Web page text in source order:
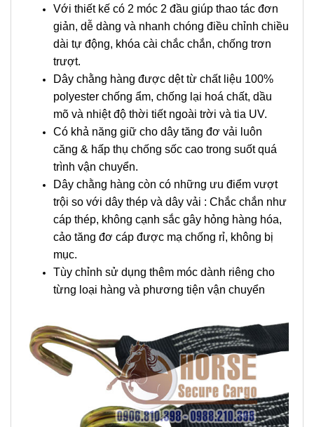
Với thiết kế có 2 móc 2 đầu giúp thao tác đơn
giản, dễ dàng và nhanh chóng điều chỉnh chiều
dài tự động, khóa cài chắc chắn, chống trơn
trượt.
Dây chằng hàng được dệt từ chất liệu 100%
polyester chống ẩm, chống lại hoá chất, dầu
mõ và nhiệt độ thời tiết ngoài trời và tia UV.
Có khả năng giữ cho dây tăng đơ vải luôn
căng & hấp thụ chống sốc cao trong suốt quá
trình vận chuyển.
Dây chằng hàng còn có những ưu điểm vượt
trội so với dây thép và dây vải : Chắc chắn như
cáp thép, không cạnh sắc gây hỏng hàng hóa,
cảo tăng đơ cáp được mạ chống rỉ, không bị
mục.
Tùy chỉnh sử dụng thêm móc dành riêng cho
từng loại hàng và phương tiện vận chuyển